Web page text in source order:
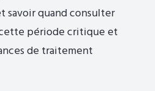
savoir quand consulter
période critique et
de traitement